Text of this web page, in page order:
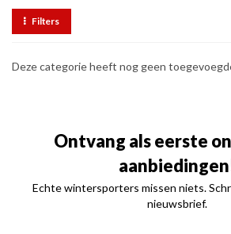
Filters
Deze categorie heeft nog geen
Ontvang als eerste
Echte wintersporters missen niets.
nieuwsbrief.